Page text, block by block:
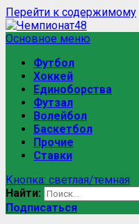
Перейти к содержимому
Основное меню
Футбол
Хоккей
Единоборства
Футзал
Волейбол
Баскетбол
Прочие
Ставки
Кнопка: светлая/темная
Найти:
Подписаться